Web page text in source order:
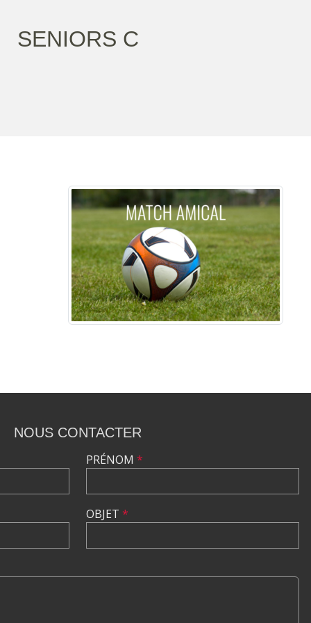
SENIORS C
NOUS CONTACTER
PRÉNOM *
OBJET *